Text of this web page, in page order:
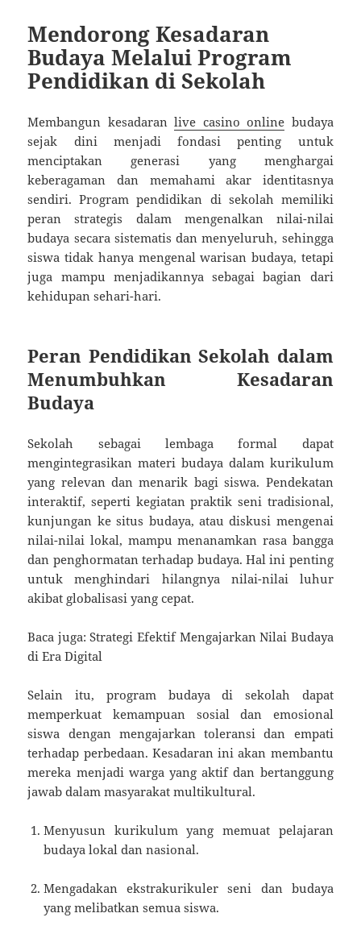
Mendorong Kesadaran
Budaya Melalui Program
Pendidikan di Sekolah
Membangun kesadaranlive casino online budaya
sejak dini menjadi fondasi penting untuk
menciptakan generasi yang menghargai
keberagaman dan memahami akar identitasnya
sendiri. Program pendidikan di sekolah memiliki
peran strategis dalam mengenalkan nilai-nilai
budaya secara sistematis dan menyeluruh, sehingga
siswa tidak hanya mengenal warisan budaya, tetapi
juga mampu menjadikannya sebagai bagian dari
kehidupan sehari-hari.
Peran Pendidikan Sekolah dalam
Menumbuhkan Kesadaran
Budaya
Sekolah sebagai lembaga formal dapat
mengintegrasikan materi budaya dalam kurikulum
yang relevan dan menarik bagi siswa. Pendekatan
interaktif, seperti kegiatan praktik seni tradisional,
kunjungan ke situs budaya, atau diskusi mengenai
nilai-nilai lokal, mampu menanamkan rasa bangga
dan penghormatan terhadap budaya. Hal ini penting
untuk menghindari hilangnya nilai-nilai luhur
akibat globalisasi yang cepat.
Baca juga: Strategi Efektif Mengajarkan Nilai Budaya
di Era Digital
Selain itu, program budaya di sekolah dapat
memperkuat kemampuan sosial dan emosional
siswa dengan mengajarkan toleransi dan empati
terhadap perbedaan. Kesadaran ini akan membantu
mereka menjadi warga yang aktif dan bertanggung
jawab dalam masyarakat multikultural.
Menyusun kurikulum yang memuat pelajaran
budaya lokal dan nasional.
Mengadakan ekstrakurikuler seni dan budaya
yang melibatkan semua siswa.